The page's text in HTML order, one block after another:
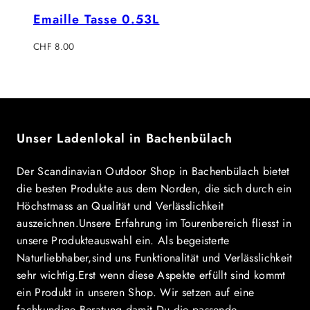
Emaille Tasse 0.53L
Regulärer
CHF 8.00
Unser Ladenlokal in Bachenbülach
Der Scandinavian Outdoor Shop in Bachenbülach bietet
die besten Produkte aus dem Norden, die sich durch ein
Höchstmass an Qualität und Verlässlichkeit
auszeichnen.Unsere Erfahrung im Tourenbereich fliesst in
unsere Produkteauswahl ein. Als begeisterte
Naturliebhaber,sind uns Funktionalität und Verlässlichkeit
sehr wichtig.Erst wenn diese Aspekte erfüllt sind kommt
ein Produkt in unseren Shop. Wir setzen auf eine